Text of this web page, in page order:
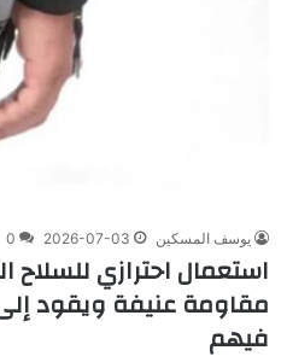
يوسف المسكين 2026-07-03
0
استعمال احترازي للسلاح
مقاومة عنيفة ويقود
فيهم